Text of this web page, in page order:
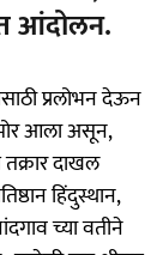
आंदोलन.
प्रलोभन देऊन
आला असून,
तक्रार दाखल
हिंदुस्थान,
च्या वतीने